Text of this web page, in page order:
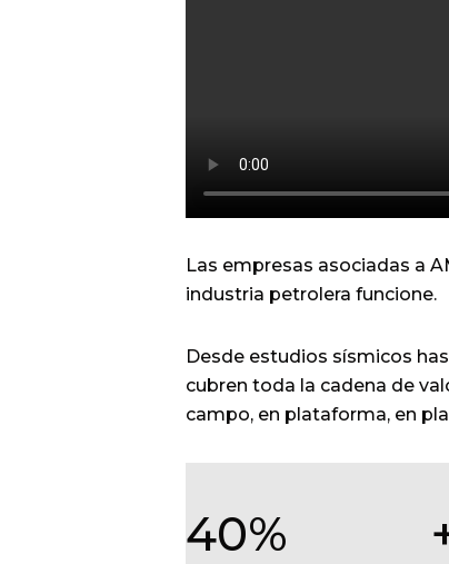
Las empresas asociadas a
industria petrolera funcione.
Desde estudios sísmicos
cubren toda la cadena de
campo, en plataforma, en
40%